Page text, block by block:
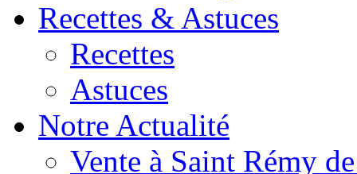
Recettes & Astuces
Recettes
Astuces
Notre Actualité
Vente à Saint Rémy